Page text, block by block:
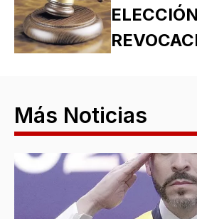
Más Noticias